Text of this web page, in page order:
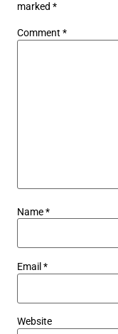
marked *
Comment *
Name*
Email *
Website